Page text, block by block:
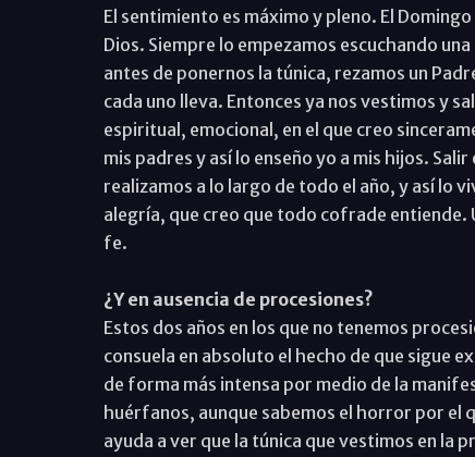
El sentimiento es máximo y pleno. El
Dios. Siempre lo empezamos escuchando
antes de ponernos la túnica, rezamos un
cada uno lleva. Entonces ya nos vestimos y
espiritual, emocional, en el que creo
mis padres y así lo enseño yo a mis hijos.
realizamos a lo largo de todo el año, y así lo
alegría, que creo que todo cofrade
fe.
¿Y en ausencia de procesiones?
Estos dos años en los que no tenemos
consuela en absoluto el hecho de que sigue
de forma más intensa por medio de la
huérfanos, aunque sabemos el horror por el
ayuda a ver que la túnica que vestimos en la